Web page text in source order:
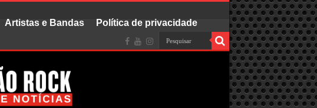
Artistas e Bandas Política de privacidade